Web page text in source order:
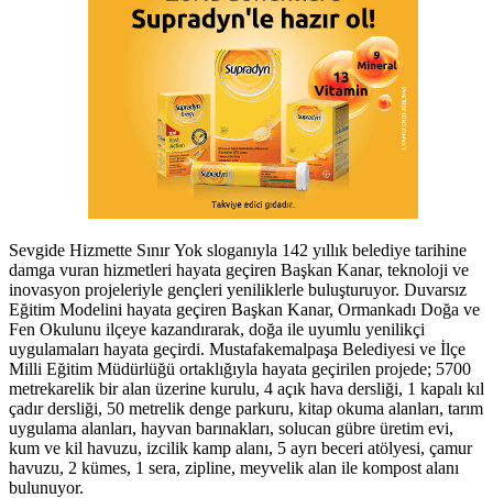
Sevgide Hizmette Sınır Yok sloganıyla 142 yıllık belediye tarihine
damga vuran hizmetleri hayata geçiren Başkan Kanar, teknoloji ve
inovasyon projeleriyle gençleri yeniliklerle buluşturuyor. Duvarsız
Eğitim Modelini hayata geçiren Başkan Kanar, Ormankadı Doğa ve
Fen Okulunu ilçeye kazandırarak, doğa ile uyumlu yenilikçi
uygulamaları hayata geçirdi. Mustafakemalpaşa Belediyesi ve İlçe
Milli Eğitim Müdürlüğü ortaklığıyla hayata geçirilen projede; 5700
metrekarelik bir alan üzerine kurulu, 4 açık hava dersliği, 1 kapalı kıl
çadır dersliği, 50 metrelik denge parkuru, kitap okuma alanları, tarım
uygulama alanları, hayvan barınakları, solucan gübre üretim evi,
kum ve kil havuzu, izcilik kamp alanı, 5 ayrı beceri atölyesi, çamur
havuzu, 2 kümes, 1 sera, zipline, meyvelik alan ile kompost alanı
bulunuyor.